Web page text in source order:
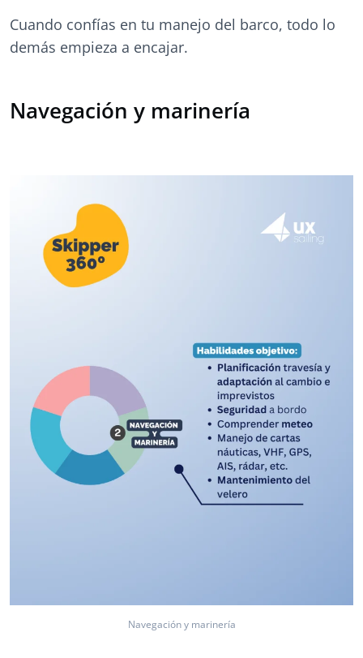
Cuando confías en tu manejo del barco, todo lo
demás empieza a encajar.
Navegación y marinería
Navegación y marinería